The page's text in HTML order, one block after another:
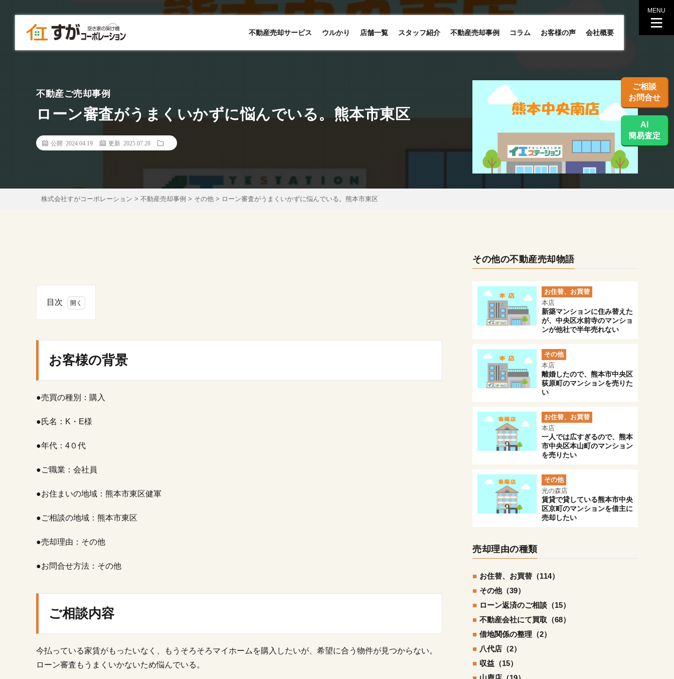
不動産売却サービス ウルかり 店舗一覧 スタッフ紹介 不動産売却事例 コラム お客様の声 会社概要
MENU
不動産ご売却事例
ローン審査がうまくいかずに悩んでいる。熊本市東区
公開 2024.04.19 更新 2025.07.28
株式会社すがコーポレーション > 不動産売却事例 > その他 > ローン審査がうまくいかずに悩んでいる。熊本市東区
目次
1.
客
の
2.
相
内
3.
提
し
決
当
業
て
切
お客様の背景
●売買の種別：購入
●氏名：K・E様
●年代：4０代
●ご職業：会社員
●お住まいの地域：熊本市東区健軍
●ご相談の地域：熊本市東区
●売却理由：その他
●お問合せ方法：その他
ご相談内容
今払っている家賃がもったいなく、もうそろそろマイホームを購入したいが、希望に合う物件が見つからない。
ローン審査もうまくいかないため悩んでいる。
その他の不動産売却物語
お住替、お買替
本店
新築マンションに住み替えた
が、中央区水前寺のマンショ
ンが他社で半年売れない
その他
本店
離婚したので、熊本市中央区
荻原町のマンションを売りた
い
お住替、お買替
本店
一人では広すぎるので、熊本
市中央区本山町のマンション
を売りたい
その他
光の森店
賃貸で貸している熊本市中央
区京町のマンションを借主に
売却したい
売却理由の種類
お住替、お買替（114）
その他（39）
ローン返済のご相談（15）
不動産会社にて買取（68）
借地関係の整理（2）
八代店（2）
収益（15）
ご相談
お問合せ
AI
簡易査定